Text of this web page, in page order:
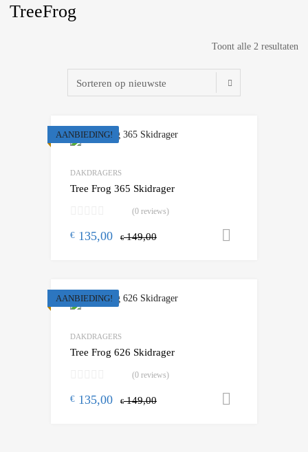
TreeFrog
Toont alle 2 resultaten
AANBIEDING!
DAKDRAGERS
Tree Frog 365 Skidrager
(0 reviews)
€149,00
€ 135,00
AANBIEDING!
DAKDRAGERS
Tree Frog 626 Skidrager
(0 reviews)
€149,00
€ 135,00